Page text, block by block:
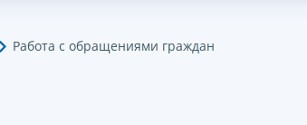
Работа с обращениями граждан